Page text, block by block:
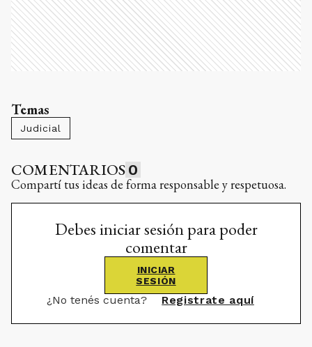
Temas
Judicial
COMENTARIOS 0
Compartí tus ideas de forma responsable y respetuosa.
Debes iniciar sesión para poder
comentar
INICIAR
SESIÓN
¿No tenés cuenta? Registrate aquí